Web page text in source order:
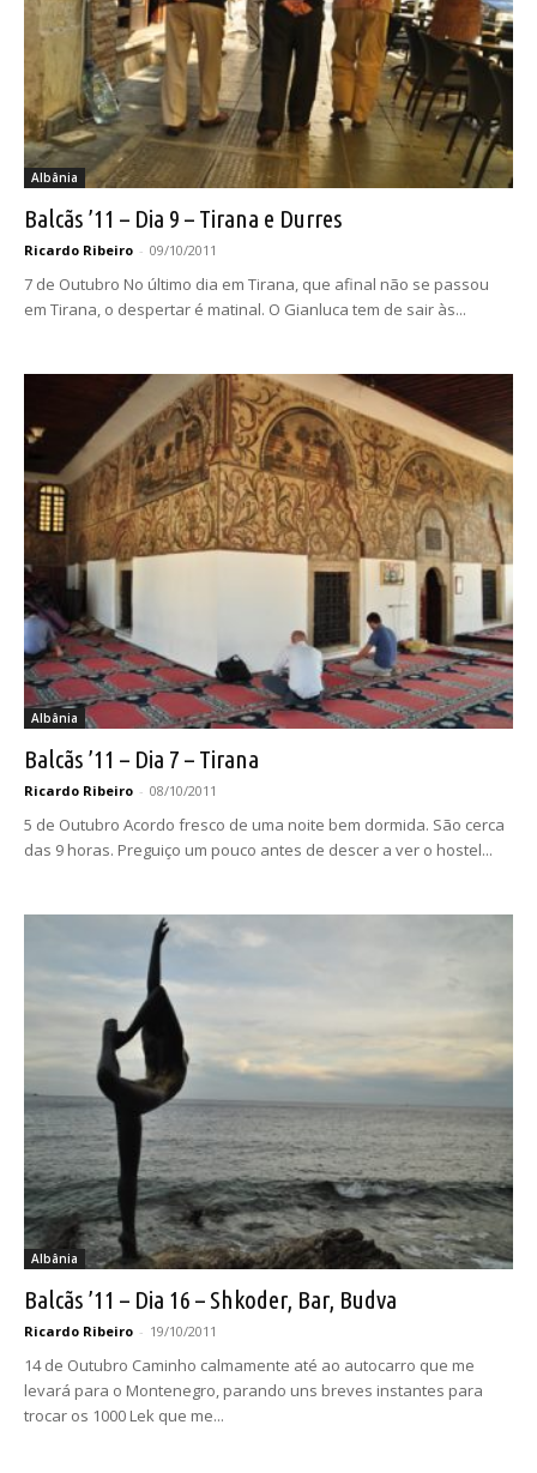
Albânia
Balcãs ’11 – Dia 9 – Tirana e Durres
Ricardo Ribeiro - 09/10/2011
7 de Outubro No último dia em Tirana, que afinal não se passou
em Tirana, o despertar é matinal. O Gianluca tem de sair às...
Albânia
Balcãs ’11 – Dia 7 – Tirana
Ricardo Ribeiro - 08/10/2011
5 de Outubro Acordo fresco de uma noite bem dormida. São cerca
das 9 horas. Preguiço um pouco antes de descer a ver o hostel...
Albânia
Balcãs ’11 – Dia 16 – Shkoder, Bar, Budva
Ricardo Ribeiro - 19/10/2011
14 de Outubro Caminho calmamente até ao autocarro que me
levará para o Montenegro, parando uns breves instantes para
trocar os 1000 Lek que me...